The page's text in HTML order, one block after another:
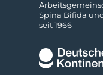
Spina Bifida
seit 1966